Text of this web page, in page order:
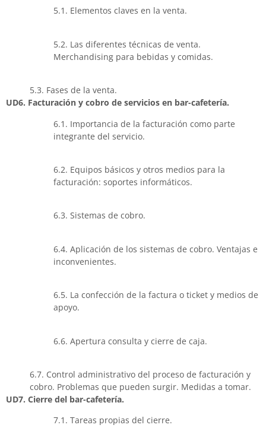
5.1. Elementos claves en la venta.
5.2. Las diferentes técnicas de venta.
Merchandising para bebidas y comidas.
5.3. Fases de la venta.
UD6. Facturación y cobro de servicios en bar-cafetería.
6.1. Importancia de la facturación como parte
integrante del servicio.
6.2. Equipos básicos y otros medios para la
facturación: soportes informáticos.
6.3. Sistemas de cobro.
6.4. Aplicación de los sistemas de cobro. Ventajas e
inconvenientes.
6.5. La confección de la factura o ticket y medios de
apoyo.
6.6. Apertura consulta y cierre de caja.
6.7. Control administrativo del proceso de facturación y
cobro. Problemas que pueden surgir. Medidas a tomar.
UD7. Cierre del bar-cafetería.
7.1. Tareas propias del cierre.